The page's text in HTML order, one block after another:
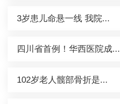
3岁患儿命悬一线 我院...
四川省首例！华西医院成...
102岁老人髋部骨折是...